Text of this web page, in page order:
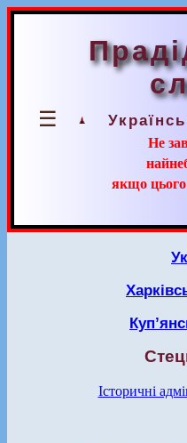
☰
Не
якщо
Історичні